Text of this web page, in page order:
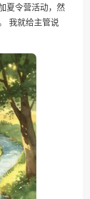
夏令营活动，然
我就给主管说